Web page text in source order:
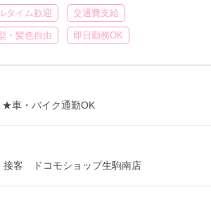
タイム歓迎 交通費支給
・髪色自由 即日勤務OK
★車・バイク通勤OK
接客 ドコモショップ生駒南店